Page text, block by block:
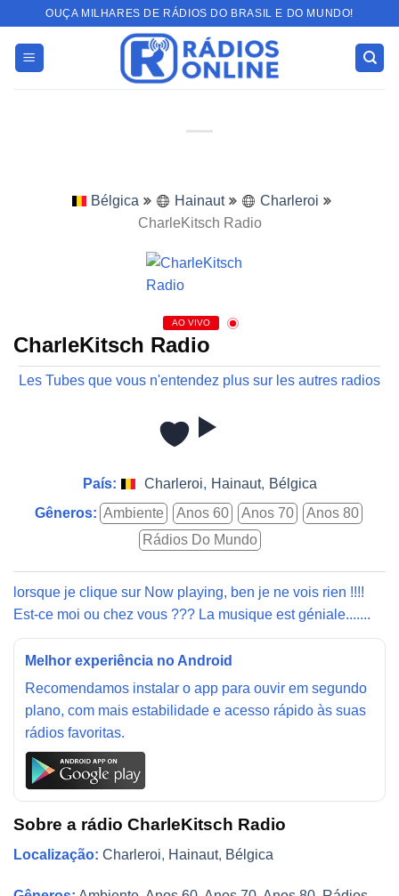
content
OUÇA MILHARES DE RÁDIOS DO BRASIL E DO MUNDO!
Bélgica Hainaut
Charleroi
CharleKitsch Radio
AO VIVO
CharleKitsch Radio
Les Tubes que vous n'entendez plus sur les autres radios
País: Charleroi, Hainaut, Bélgica
Gêneros: Ambiente Anos 60 Anos 70
Anos 80
Rádios Do Mundo
lorsque je clique sur Now playing, ben je ne vois rien !!!!
Est-ce moi ou chez vous ??? La musique est géniale.......
Melhor experiência no Android
Recomendamos instalar o app para ouvir em segundo
plano, com mais estabilidade e acesso rápido às suas
rádios favoritas.
Sobre a rádio CharleKitsch Radio
Localização: Charleroi, Hainaut, Bélgica